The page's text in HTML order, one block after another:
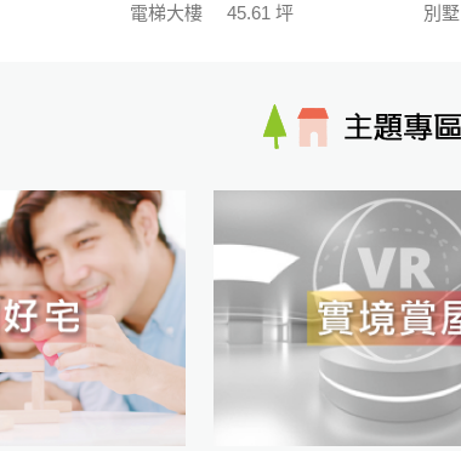
電梯大樓 45.61 坪 別墅